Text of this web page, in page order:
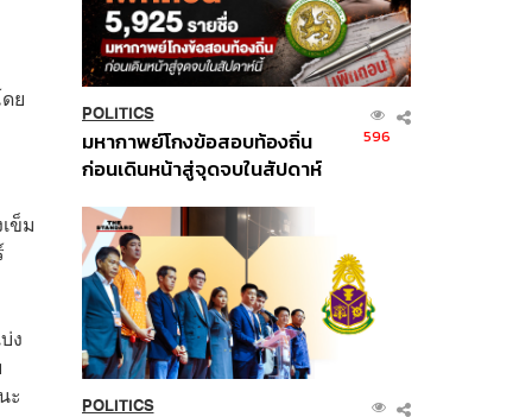
ย
ข็ม
ง
ะ
POLITICS
มหากาพย์โกงข้อสอบท้องถิ่น
ก่อนเดินหน้าสู่จุดจบในสัปดาห์
596
POLITICS